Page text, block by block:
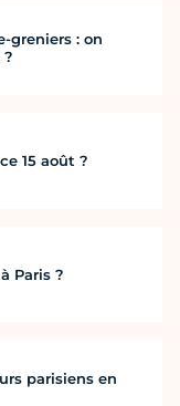
greniers : on
?
15 août ?
Paris ?
parisiens en